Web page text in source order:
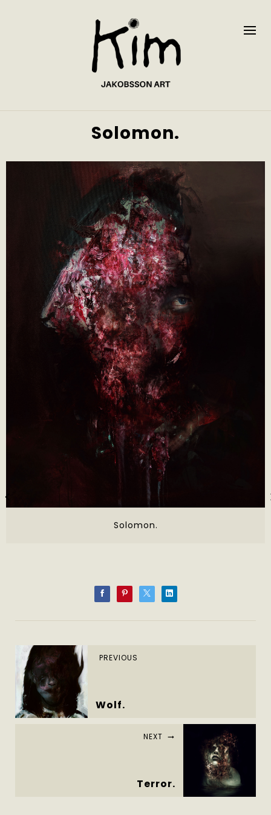
Solomon.
Solomon.
PREVIOUS
Wolf.
NEXT
Terror.